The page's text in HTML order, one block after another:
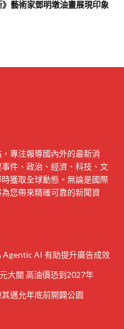
藝術家鄧明墩油畫展現印象
專注報導國內外的最新消
件、政治、經濟、科技、文
獲取全球動態。無論是國際
您帶來精確可靠的新聞資
Agentic AI 有助提升廣告成效
大關 高油價恐到2027年
邁允年底前開闢公園